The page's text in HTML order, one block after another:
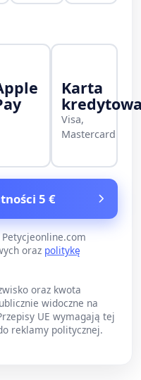
Karta
Visa,
Mastercard
5 €
oraz politykę
oraz kwota
widoczne na
UE wymagają tej
reklamy politycznej.